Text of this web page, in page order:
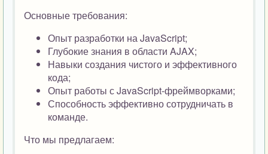
Основные требования:
Опыт разработки на JavaScript;
Глубокие знания в области AJAX;
Навыки создания чистого и эффективного
кода;
Опыт работы с JavaScript-фреймворками;
Способность эффективно сотрудничать в
команде.
Что мы предлагаем: